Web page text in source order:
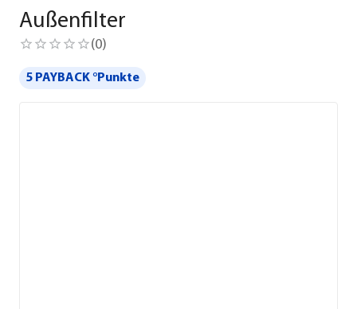
Außenfilter
(0)
5 PAYBACK °Punkte